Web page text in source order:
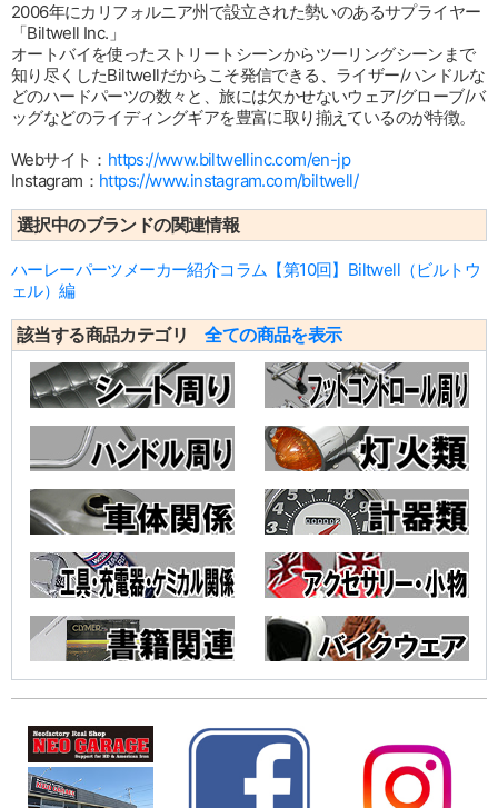
2006年にカリフォルニア州で設立された勢いのあるサプライヤー
「Biltwell Inc.」
オートバイを使ったストリートシーンからツーリングシーンまで
知り尽くしたBiltwellだからこそ発信できる、ライザー/ハンドルな
どのハードパーツの数々と、旅には欠かせないウェア/グローブ/バ
ッグなどのライディングギアを豊富に取り揃えているのが特徴。
Webサイト： https://www.biltwellinc.com/en-jp
Instagram： https://www.instagram.com/biltwell/
選択中のブランドの関連情報
ハーレーパーツメーカー紹介コラム【第10回】Biltwell（ビルトウ
ェル）編
該当する商品カテゴリ全ての商品を表示